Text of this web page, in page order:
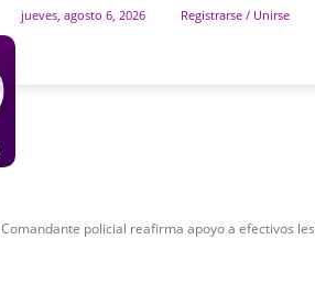
jueves, agosto 6, 2026 Registrarse / Unirse
Comandante policial reafirma apoyo a efectivos